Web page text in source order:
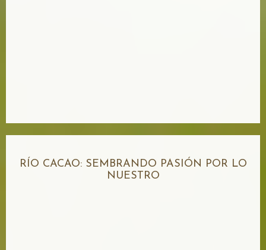
RÍO CACAO: SEMBRANDO PASIÓN POR LO
NUESTRO